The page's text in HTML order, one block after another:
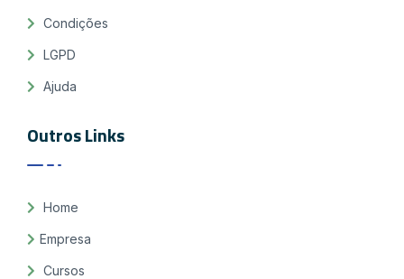
Condições
LGPD
Ajuda
Outros Links
Home
Empresa
Cursos